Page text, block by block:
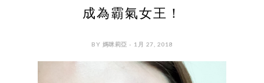
成為霸氣女王！
BY 媽咪莉亞 - 1月 27, 2018